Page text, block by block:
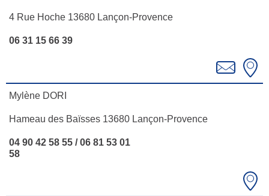
4 Rue Hoche 13680 Lançon-Provence
06 31 15 66 39
Mylène DORI
Hameau des Baïsses 13680 Lançon-Provence
04 90 42 58 55 / 06 81 53 01
58